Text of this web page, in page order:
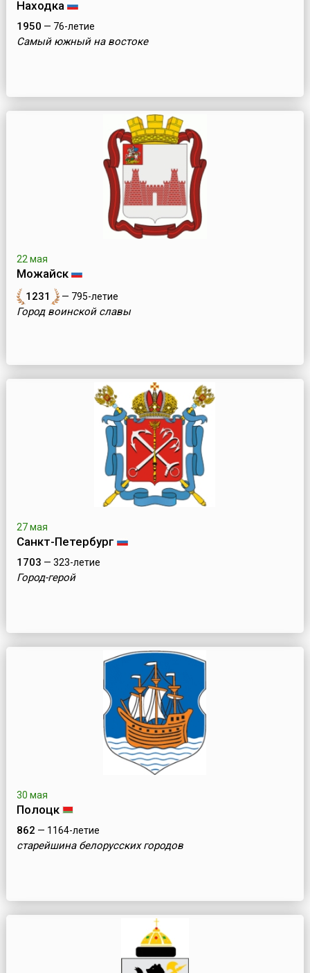
Находка
1950 — 76-летие
Самый южный на востоке
22 мая
Можайск
1231 — 795-летие
Город воинской славы
27 мая
Санкт-Петербург
1703 — 323-летие
Город-герой
30 мая
Полоцк
862 — 1164-летие
старейшина белорусских городов